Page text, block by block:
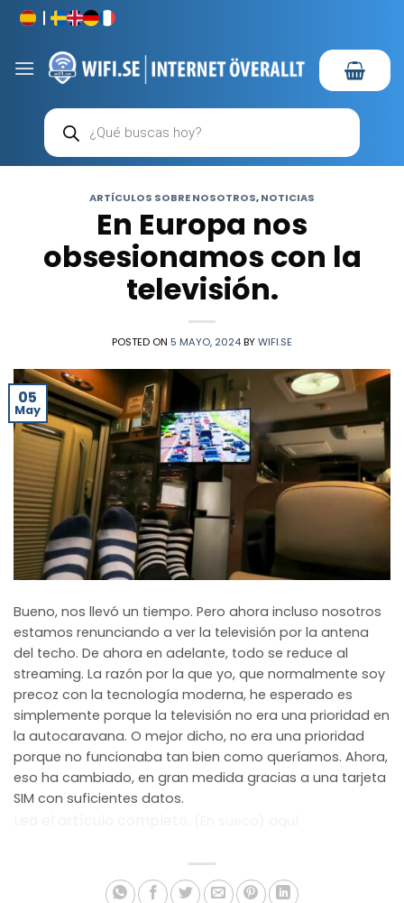
Saltar
contenido
Búsqueda
de
productos
ARTÍCULOS SOBRE NOSOTROS,NOTICIAS
En Europa nos
obsesionamos con la
televisión.
POSTED ON 5 MAYO, 2024BYWIFI.SE
05
May
Bueno, nos llevó un tiempo. Pero ahora incluso nosotros
estamos renunciando a ver la televisión por la antena
del techo. De ahora en adelante, todo se reduce al
streaming. La razón por la que yo, que normalmente soy
precoz con la tecnología moderna, he esperado es
simplemente porque la televisión no era una prioridad en
la autocaravana. O mejor dicho, no era una prioridad
porque no funcionaba tan bien como queríamos. Ahora,
eso ha cambiado, en gran medida gracias a una tarjeta
SIM con suficientes datos.